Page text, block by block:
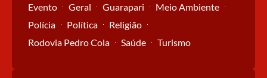
Evento
Geral Guarapari
Meio Ambiente
Polícia
Política
Religião
Rodovia Pedro Cola
Saúde Turismo